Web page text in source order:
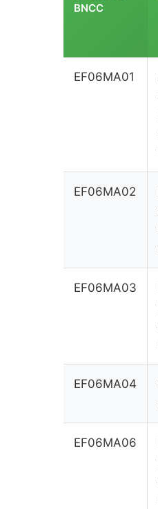
BNCC
EF06MA01
EF06MA02
EF06MA03
EF06MA04
EF06MA06